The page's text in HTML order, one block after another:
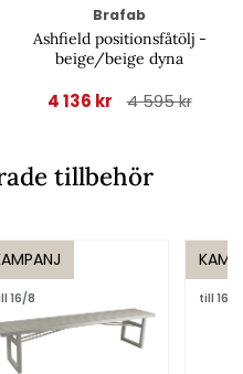
Brafab
Ashfield positionsfåtölj -
beige/beige dyna
4 136 kr 4 595 kr
tillbehör
16/8 till 16/8